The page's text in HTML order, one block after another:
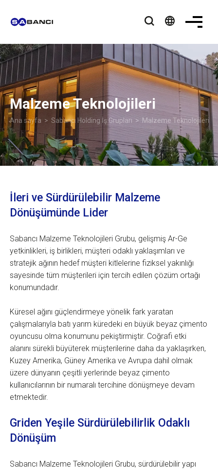
language
Malzeme Teknolojileri
Ana sayfa > Sabancı Holding İş Grupları > Malzeme Teknolojileri
İleri ve Sürdürülebilir Malzeme
Dönüşümünde Lider
Sabancı Malzeme Teknolojileri Grubu, gelişmiş Ar-Ge
yetkinlikleri, iş birlikleri, müşteri odaklı yaklaşımları ve
stratejik ağının hedef müşteri kitlelerine fiziksel yakınlığı
sayesinde tüm müşterileri için tercih edilen çözüm ortağı
konumundadır.
Küresel ağını güçlendirmeye yönelik fark yaratan
çalışmalarıyla batı yarım küredeki en büyük beyaz çimento
oyuncusu olma konumunu pekiştirmiştir. Coğrafi etki
alanını sürekli büyüterek müşterilerine daha da yaklaşırken,
Kuzey Amerika, Güney Amerika ve Avrupa dahil olmak
üzere dünyanın çeşitli yerlerinde beyaz çimento
kullanıcılarının bir numaralı tercihine dönüşmeye devam
etmektedir.
Griden Yeşile Sürdürülebilirlik Odaklı
Dönüşüm
Sabancı Malzeme Teknolojileri Grubu, sürdürülebilir yapı